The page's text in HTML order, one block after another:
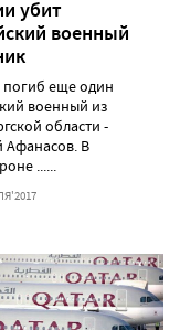
убит
военный
еще один
военный из
области -
Афанасов. В
......